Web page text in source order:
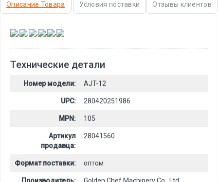
Описание Товара Условия поставки Отзывы клиентов
, , , , ,
Технические детали
Номер модели: AJT-12
UPC: 280420251986
MPN: 105
Артикул
продавца:
28041560
Формат поставки: оптом